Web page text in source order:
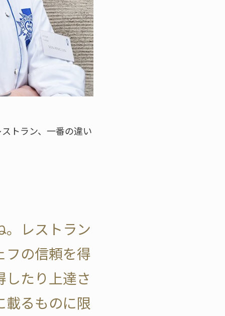
トラン、一番の違い
。レストラン
フの信頼を得
たり上達さ
載るものに限